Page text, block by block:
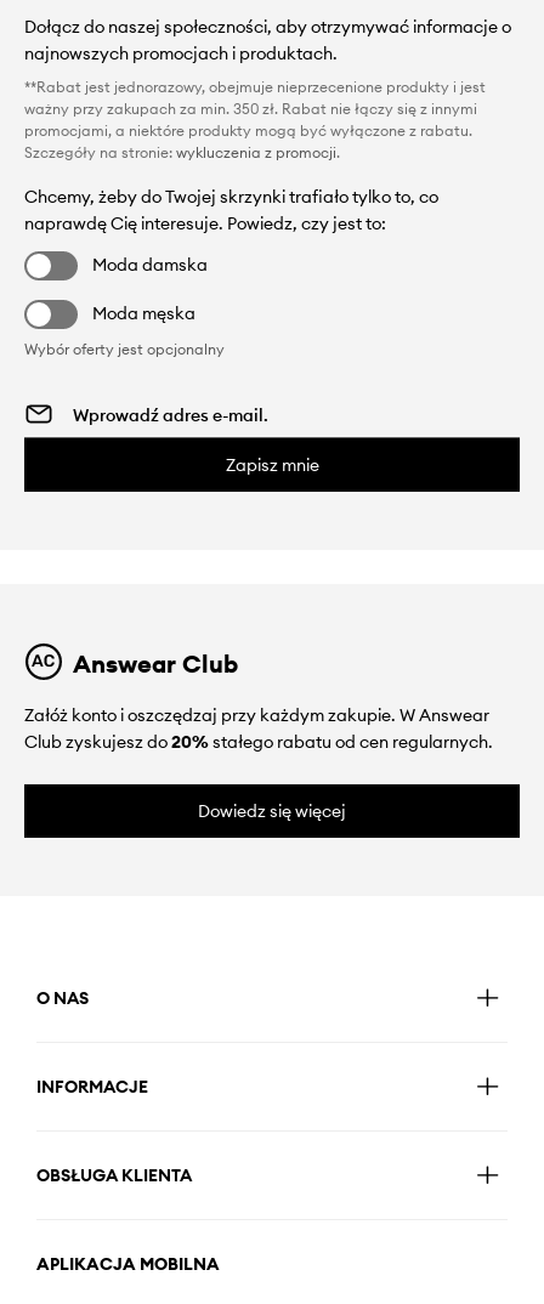
Dołącz do naszej społeczności, aby otrzymywać informacje o
najnowszych promocjach i produktach.
**Rabat jest jednorazowy, obejmuje nieprzecenione produkty i jest
ważny przy zakupach za min. 350 zł. Rabat nie łączy się z innymi
promocjami, a niektóre produkty mogą być wyłączone z rabatu.
Szczegóły na stronie: wykluczenia z promocji.
Chcemy, żeby do Twojej skrzynki trafiało tylko to, co
naprawdę Cię interesuje. Powiedz, czy jest to:
Moda damska
Moda męska
Wybór oferty jest opcjonalny
Zapisz mnie
Answear Club
Załóż konto i oszczędzaj przy każdym zakupie. W Answear
Club zyskujesz do20%stałego rabatu od cen regularnych.
Dowiedz się więcej
O NAS
INFORMACJE
OBSŁUGA KLIENTA
APLIKACJA MOBILNA